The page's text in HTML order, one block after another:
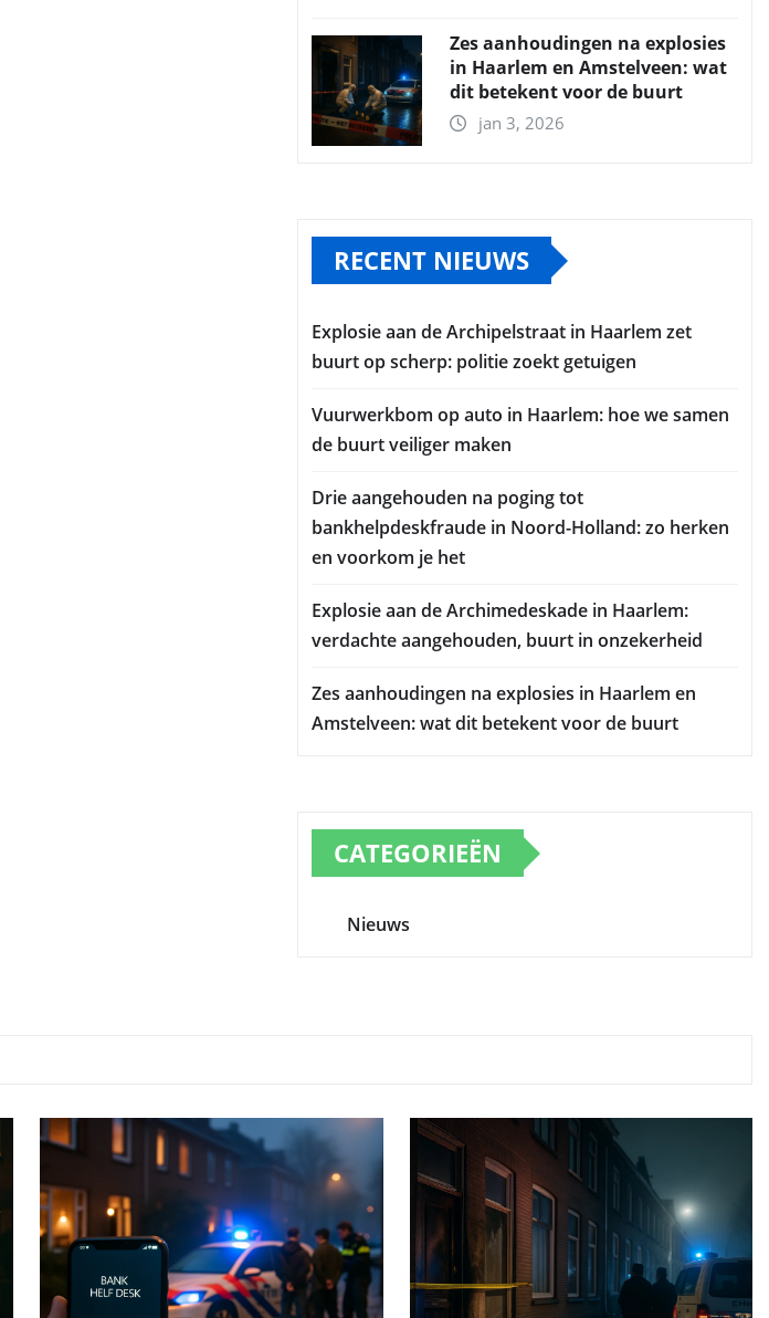
Zes aanhoudingen na explosies
in Haarlem en Amstelveen: wat
dit betekent voor de buurt
jan 3, 2026
RECENT NIEUWS
Explosie aan de Archipelstraat in Haarlem zet
buurt op scherp: politie zoekt getuigen
Vuurwerkbom op auto in Haarlem: hoe we samen
de buurt veiliger maken
Drie aangehouden na poging tot
bankhelpdeskfraude in Noord-Holland: zo herken
en voorkom je het
Explosie aan de Archimedeskade in Haarlem:
verdachte aangehouden, buurt in onzekerheid
Zes aanhoudingen na explosies in Haarlem en
Amstelveen: wat dit betekent voor de buurt
CATEGORIEËN
Nieuws